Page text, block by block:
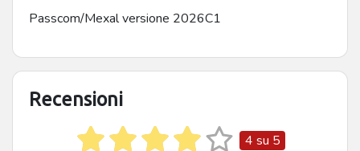
Passcom/Mexal versione 2026C1
Recensioni
4 su 5